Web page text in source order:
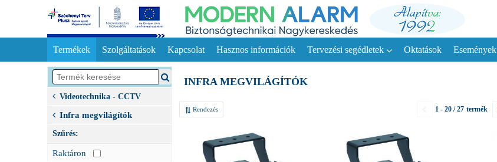
Termékek Szolgáltatások Kapcsolat Hasznos információk Tervezési segédletek Oktatások Események
Videotechnika - CCTV
Infra megvilágítók
Szűrés:
Raktáron
INFRA MEGVILÁGÍTÓK
Rendezés 1 - 20 / 27 termék